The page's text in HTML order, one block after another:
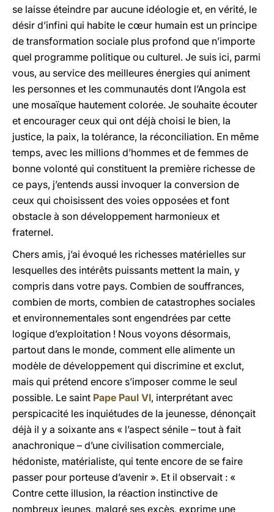
se laisse éteindre par aucune idéologie et, en vérité, le
désir d’infini qui habite le cœur humain est un principe
de transformation sociale plus profond que n’importe
quel programme politique ou culturel. Je suis ici, parmi
vous, au service des meilleures énergies qui animent
les personnes et les communautés dont l’Angola est
une mosaïque hautement colorée. Je souhaite écouter
et encourager ceux qui ont déjà choisi le bien, la
justice, la paix, la tolérance, la réconciliation. En même
temps, avec les millions d’hommes et de femmes de
bonne volonté qui constituent la première richesse de
ce pays, j’entends aussi invoquer la conversion de
ceux qui choisissent des voies opposées et font
obstacle à son développement harmonieux et
fraternel.
Chers amis, j’ai évoqué les richesses matérielles sur
lesquelles des intérêts puissants mettent la main, y
compris dans votre pays. Combien de souffrances,
combien de morts, combien de catastrophes sociales
et environnementales sont engendrées par cette
logique d’exploitation ! Nous voyons désormais,
partout dans le monde, comment elle alimente un
modèle de développement qui discrimine et exclut,
mais qui prétend encore s’imposer comme le seul
possible. Le saint Pape Paul VI, interprétant avec
perspicacité les inquiétudes de la jeunesse, dénonçait
déjà il y a soixante ans « l’aspect sénile – tout à fait
anachronique – d’une civilisation commerciale,
hédoniste, matérialiste, qui tente encore de se faire
passer pour porteuse d’avenir ». Et il observait : «
Contre cette illusion, la réaction instinctive de
nombreux jeunes, malgré ses excès, exprime une